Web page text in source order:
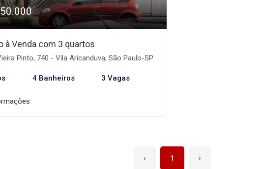
à Venda com 3 quartos
Pinto, 740 - Vila Aricanduva, São Paulo-SP
4 Banheiros 3 Vagas
‹ 1 ›